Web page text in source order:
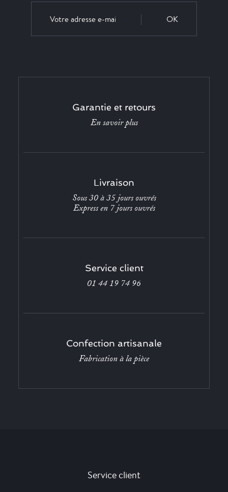
OK
Garantie et retours
En savoir plus
Livraison
Sous 30 à 35 jours ouvrés
Express en 7 jours ouvrés
Service client
01 44 19 74 96
Confection artisanale
Fabrication à la pièce
Service client